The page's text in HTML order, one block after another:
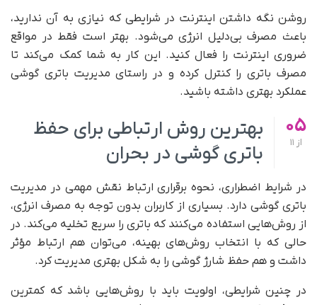
روشن نگه داشتن اینترنت در شرایطی که نیازی به آن ندارید،
باعث مصرف بی‌دلیل انرژی می‌شود. بهتر است فقط در مواقع
ضروری اینترنت را فعال کنید. این کار به شما کمک می‌کند تا
مصرف باتری را کنترل کرده و در راستای مدیریت باتری گوشی
عملکرد بهتری داشته باشید.
05
از
بهترین روش ارتباطی برای حفظ
باتری گوشی در بحران
در شرایط اضطراری، نحوه برقراری ارتباط نقش مهمی در مدیریت
باتری گوشی دارد. بسیاری از کاربران بدون توجه به مصرف انرژی،
از روش‌هایی استفاده می‌کنند که باتری را سریع تخلیه می‌کند. در
حالی که با انتخاب روش‌های بهینه، می‌توان هم ارتباط مؤثر
داشت و هم حفظ شارژ گوشی را به شکل بهتری مدیریت کرد.
در چنین شرایطی، اولویت باید با روش‌هایی باشد که کمترین